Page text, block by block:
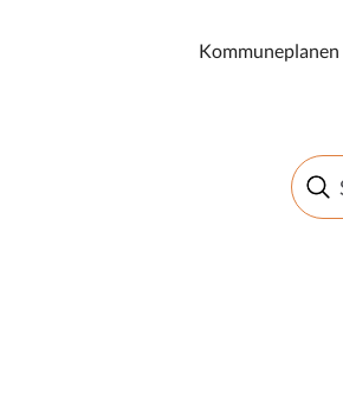
Kommuneplanen